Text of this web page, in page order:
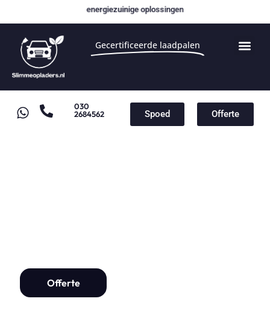
energiezuinige oplossingen
Gecertificeerde laadpalen
030
2684562
Spoed Offerte
Offerte